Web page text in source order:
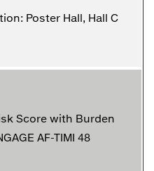
Poster Hall, Hall C
Score with Burden
AF-TIMI 48